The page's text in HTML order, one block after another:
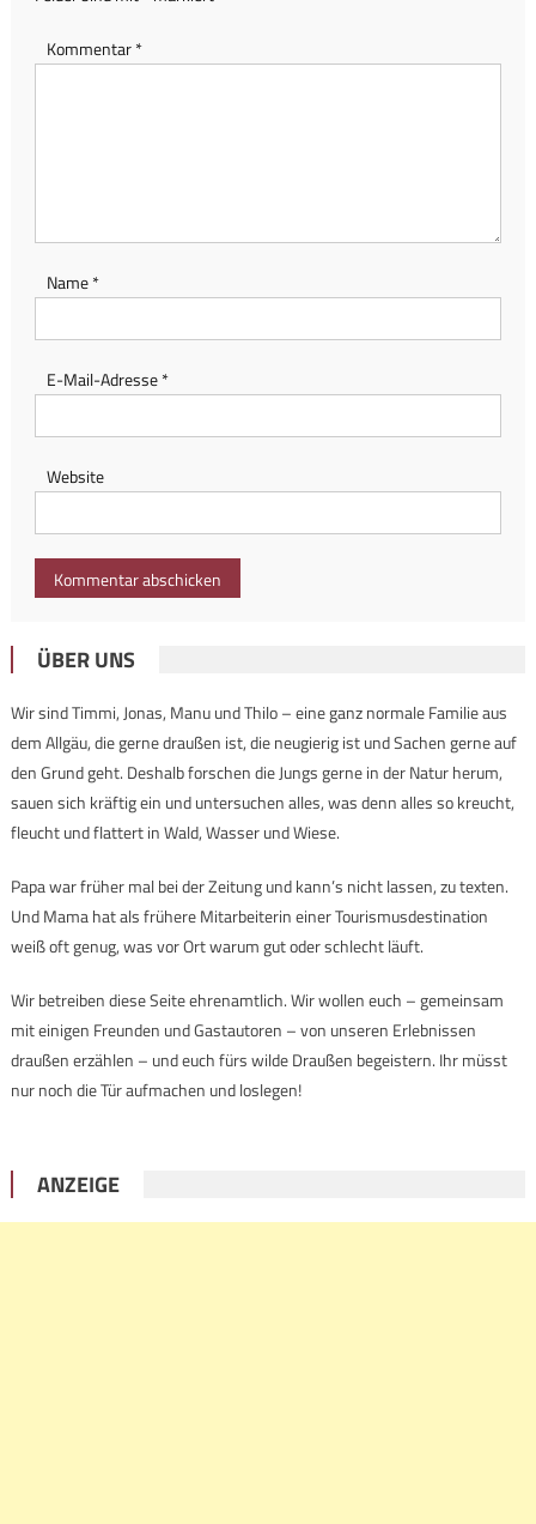
Kommentar*
Name*
E-Mail-Adresse*
Website
ÜBER UNS
Wir sind Timmi, Jonas, Manu und Thilo – eine ganz normale Familie aus
dem Allgäu, die gerne draußen ist, die neugierig ist und Sachen gerne auf
den Grund geht. Deshalb forschen die Jungs gerne in der Natur herum,
sauen sich kräftig ein und untersuchen alles, was denn alles so kreucht,
fleucht und flattert in Wald, Wasser und Wiese.
Papa war früher mal bei der Zeitung und kann’s nicht lassen, zu texten.
Und Mama hat als frühere Mitarbeiterin einer Tourismusdestination
weiß oft genug, was vor Ort warum gut oder schlecht läuft.
Wir betreiben diese Seite ehrenamtlich. Wir wollen euch – gemeinsam
mit einigen Freunden und Gastautoren – von unseren Erlebnissen
draußen erzählen – und euch fürs wilde Draußen begeistern. Ihr müsst
nur noch die Tür aufmachen und loslegen!
ANZEIGE